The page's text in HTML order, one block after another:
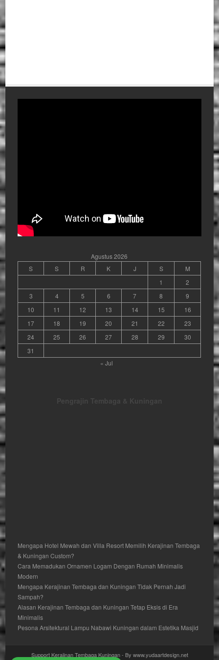
Agustus 2026
S
S R K J S
M
1
2
3
4 5 6 7 8
9
10
11 12 13 14 15
16
17
18 19 20 21 22
23
24
25 26 27 28 29
30
31
« Jul
Pengrajin Tembaga & Kuningan
Mengapa Hotel Mewah dan Villa Resort Memilih Kerajinan Tembaga
& Kuningan Custom?
Cara Memadukan Ornamen Logam Dengan Rumah Minimalis
Modern
Mengapa Kerajinan Tembaga dan Kuningan Tidak Pernah Jadi
Sampah?
Alasan Kerajinan Tembaga dan Kuningan Tetap Eksis di Era
Minimalis
Pesona Arsitektural Lampu Nabawi Kuningan dalam Estetika Masjid
Support Kerajinan Tembaga Kuningan - By www.yudaartdesign.net